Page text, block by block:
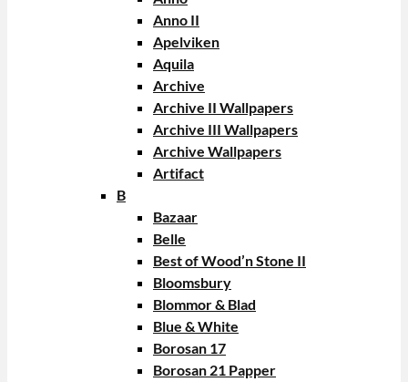
Anno II
Apelviken
Aquila
Archive
Archive II Wallpapers
Archive III Wallpapers
Archive Wallpapers
Artifact
B
Bazaar
Belle
Best of Wood’n Stone II
Bloomsbury
Blommor & Blad
Blue & White
Borosan 17
Borosan 21 Papper